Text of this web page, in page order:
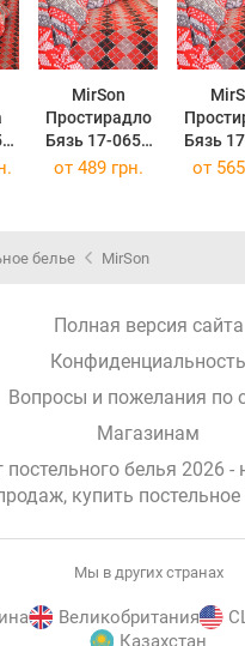
MirSon
Простирадло
Бязь 17-0658
Jingle 150 х
Бязь
Jingle
от 489 грн. от
белье MirSon
Полная версия сайта
Конфиденциальность
Вопросы и пожелания по
Магазинам
постельного белья 2026 -
купить
Мы в других странах
Великобритания
Казахстан